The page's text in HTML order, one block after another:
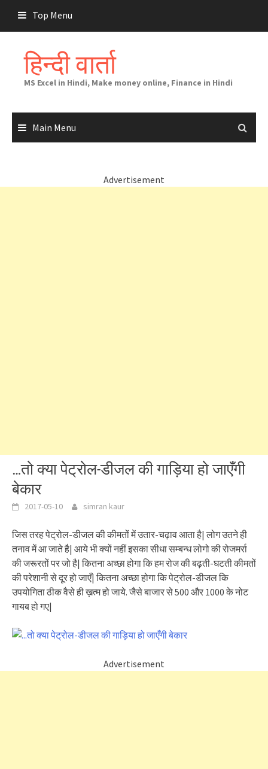
content
Top Menu
हिन्दी वार्ता
MS Excel in Hindi, Make money online, Finance in Hindi
Main Menu
Advertisement
…तो क्या पेट्रोल-डीजल की गाड़िया हो जाएँगी
बेकार
2017-05-10 simran kaur
जिस तरह पेट्रोल-डीजल की कीमतों में उतार-चढ़ाव आता है| लोग उतने ही
तनाव में आ जाते है| आये भी क्यों नहीं इसका सीधा सम्बन्ध लोगो की रोजमर्रा
की जरूरतों पर जो है| कितना अच्छा होगा कि हम रोज की बढ़ती-घटती कीमतों
की परेशानी से दूर हो जाएँ| कितना अच्छा होगा कि पेट्रोल-डीजल कि
उपयोगिता ठीक वैसे ही ख़त्म हो जाये. जैसे बाजार से 500 और 1000 के नोट
गायब हो गए|
Advertisement